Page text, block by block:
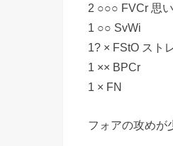
2 ○○○ FVCr 思
1 ○○ SvWi
1? × FStO スト
1 ×× BPCr
1 × FN
フォアの攻めが